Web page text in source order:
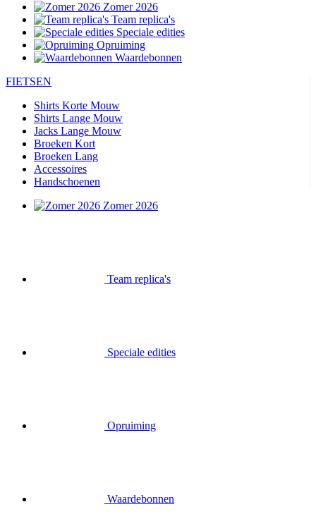
Zomer 2026
Team replica's
Speciale edities
Opruiming
Waardebonnen
FIETSEN
Shirts Korte Mouw
Shirts Lange Mouw
Jacks Lange Mouw
Broeken Kort
Broeken Lang
Accessoires
Handschoenen
Zomer 2026
Team replica's
Speciale edities
Opruiming
Waardebonnen